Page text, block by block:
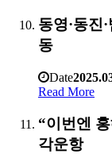
동영·동진
동
Date
Read More
“이번엔
각운항